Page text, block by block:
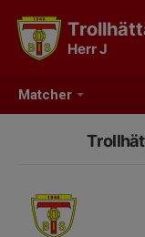
Matcher
Herr J